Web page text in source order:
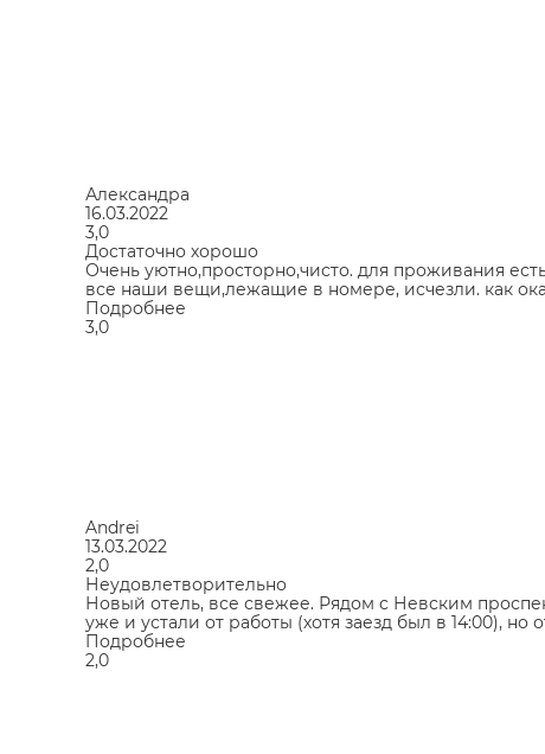
Александра
16.03.2022
3,0
Достаточно хорошо
Очень уютно,просторно,чисто. для проживания
все наши вещи,лежащие в номере, исчезли. как
Подробнее
3,0
Andrei
13.03.2022
2,0
Неудовлетворительно
Новый отель, все свежее. Рядом с Невским
уже и устали от работы (хотя заезд был в 14:00),
Подробнее
2,0